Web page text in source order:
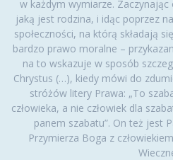
w każdym wymiarze.
jaką jest rodzina, i idąc poprzez
społeczności, na którą składają
bardzo prawo moralne –
na to wskazuje w sposób
Chrystus (…), kiedy mówi do
stróżów litery Prawa: „To
człowieka, a nie człowiek dla
panem szabatu”. On też jest
Przymierza Boga z